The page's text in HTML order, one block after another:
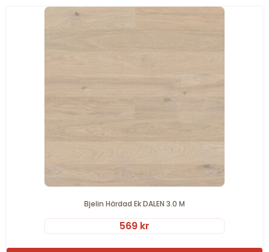
Bjelin Härdad Ek DALEN 3.0 M
569 kr